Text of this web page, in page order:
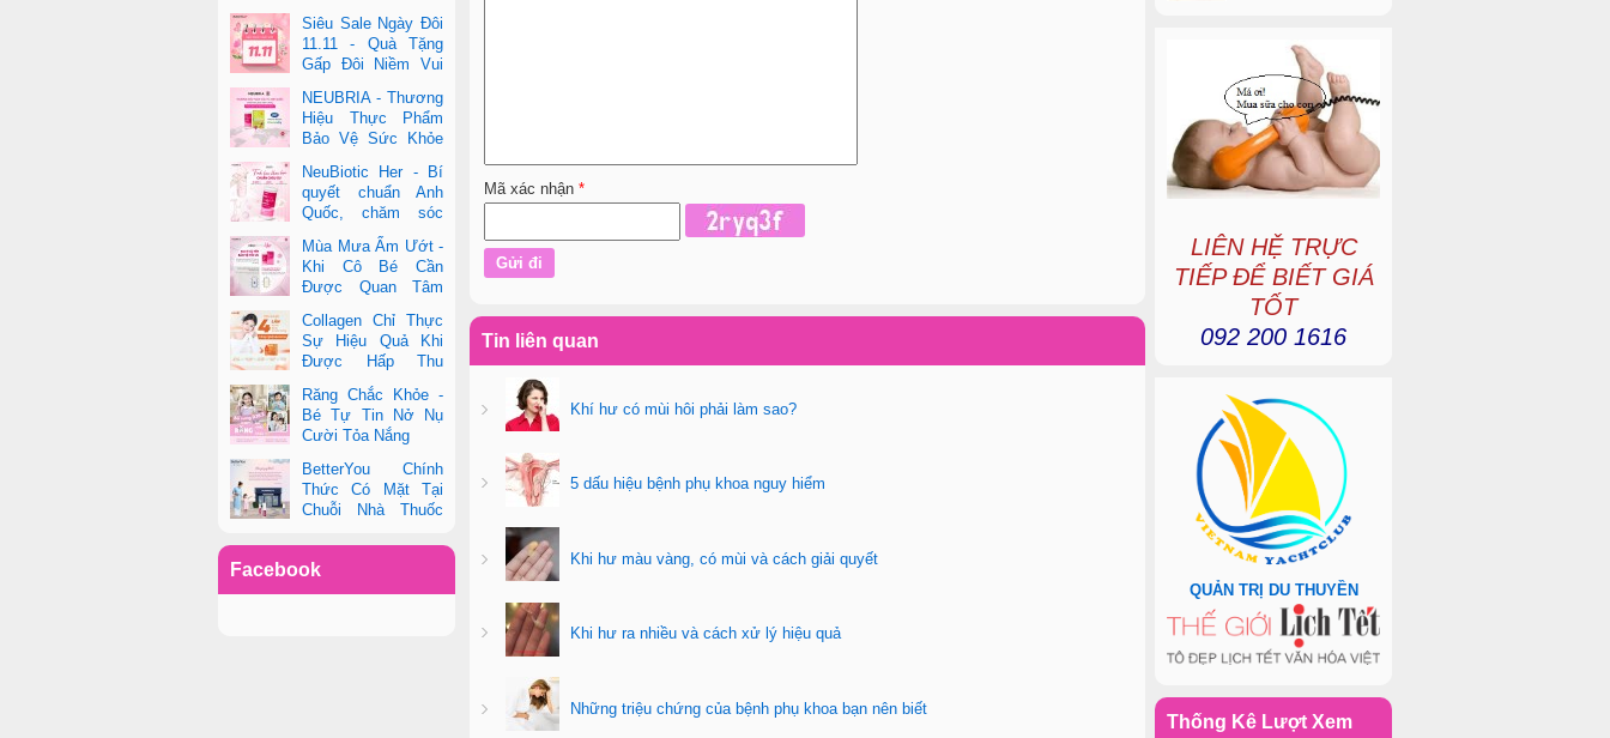
Mã xác nhận *
Tin liên quan
Khí hư có mùi hôi phải làm sao?
5 dấu hiệu bệnh phụ khoa nguy hiểm
Khi hư màu vàng, có mùi và cách giải quyết
Khi hư ra nhiều và cách xử lý hiệu quả
Những triệu chứng của bệnh phụ khoa bạn nên biết
LIÊN HỆ TRỰC
TIẾP ĐỂ BIẾT GIÁ
TỐT
092 200 1616
QUẢN TRỊ DU THUYỀN
Thống Kê Lượt Xem
Siêu Sale Ngày Đôi
11.11 - Quà Tặng
Gấp Đôi Niềm Vui
Betteryou
NEUBRIA - Thương
Hiệu Thực Phẩm
Bảo Vệ Sức Khỏe
Anh Quốc
NeuBiotic Her - Bí
quyết chuẩn Anh
Quốc, chăm sóc
toàn diện sức khỏe
phụ nữ hiện đạiMùa Mưa Ẩm Ướt -
Khi Cô Bé Cần
Được Quan Tâm
Collagen Chỉ Thực
Sự Hiệu Quả Khi
Được Hấp Thu
Đúng Cách - Và
Zooki Chính Là Chìa Khóa
Răng Chắc Khỏe -
Bé Tự Tin Nở Nụ
Cười Tỏa Nắng
BetterYou Chính
Thức Có Mặt Tại
Chuỗi Nhà Thuốc
Facebook